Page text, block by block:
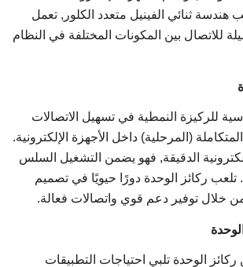
ثنائي الفينيل متعدد الكلور, تعمل
للاتصال بين المكونات المختلفة في النظام
للركيزة النمطية في تسهيل الاتصالات
(المرحلية) داخل الأجهزة الإلكترونية.
الدقيقة, فهو يضمن التشغيل السلس
تلعب ركائز الوحدة دورًا حيويًا في تصميم
من خلال توفير دعم قوي واتصالات فعالة.
الوحدة تلبي احتياجات التطبيقات